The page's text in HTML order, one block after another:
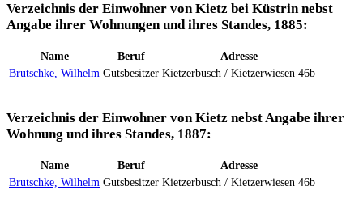
Verzeichnis der Einwohner von Kietz bei Küstrin nebst
Angabe ihrer Wohnungen und ihres Standes, 1885:
Name Beruf
Adresse
Brutschke, Wilhelm Gutsbesitzer Kietzerbusch / Kietzerwiesen 46b
Verzeichnis der Einwohner von Kietz nebst Angabe ihrer
Wohnung und ihres Standes, 1887:
Name Beruf
Adresse
Brutschke, Wilhelm Gutsbesitzer Kietzerbusch / Kietzerwiesen 46b